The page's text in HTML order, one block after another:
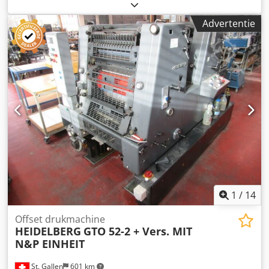
mm in enkelvoudige opmaakmodus max. 700 enveloppen
per minuut voor papier volgens DIN 6733 met een gewicht
per oppervlakte-eenheid van 60 -165 g/m2 voor
formaathoogten tot 180 mm in enkelvoudige
opmaakmodus
Prestatie: 13.000 vellen/uur Formaat: Max. velmaat 370 x
520 mm // Min.: 105 x 145 mm Max. drukformaat: 360 x 520
mm Dikte: max. 0,4 mm Vochtwerk: Alcolor
filmvochtsysteem met Baldwin BC 713 EF koeler
Poederapparaat: Alphatronic 200 Uitrusting / Verdere
gegevens: Ultrasoon dubbele velcontrole Heidelberg
plaatkleminrichting EasyPlate met automatische
plaatcilinderpositionering voor snelle plaatwissel met
slechts één gereedschap. Rubberdoekcilinder met centrale
spanschroef voor spanning aan voor- en achterzijde
Automatisch wasapparaat voor rubberdoek- en
drukcilinder (voor conventionele inkten), geschikt voor
conventionele en plantaardige reinigingsmiddelen,
programmeerbaar via de besturing. Crjdpfsvw Ai Rsx Anisf
Advertentie
1 / 14
St. Gallen 601 km
Offset drukmachine
HEIDELBERG GTO 52-2 + Vers. MIT
N&P EINHEIT